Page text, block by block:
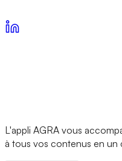
L'appli AGRA vous
à tous vos contenus en un